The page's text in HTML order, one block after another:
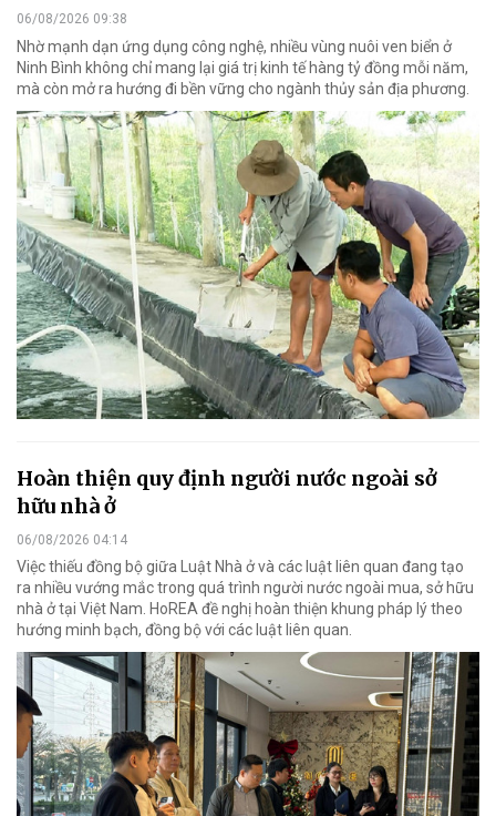
06/08/2026 09:38
Nhờ mạnh dạn ứng dụng công nghệ, nhiều vùng nuôi ven biển ở
Ninh Bình không chỉ mang lại giá trị kinh tế hàng tỷ đồng mỗi năm,
mà còn mở ra hướng đi bền vững cho ngành thủy sản địa phương.
Hoàn thiện quy định người nước ngoài sở
hữu nhà ở
06/08/2026 04:14
Việc thiếu đồng bộ giữa Luật Nhà ở và các luật liên quan đang tạo
ra nhiều vướng mắc trong quá trình người nước ngoài mua, sở hữu
nhà ở tại Việt Nam. HoREA đề nghị hoàn thiện khung pháp lý theo
hướng minh bạch, đồng bộ với các luật liên quan.